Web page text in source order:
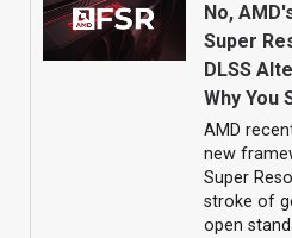
No,
Super
DLSS
Why You
AMD
new
Super
stroke of
open